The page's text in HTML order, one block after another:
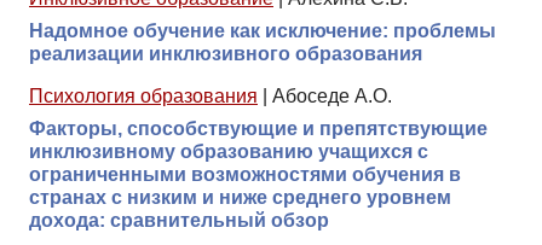
Надомное обучение как исключение: проблемы
реализации инклюзивного образования
Психология образования
Абоседе А.О.
Факторы, способствующие и препятствующие
инклюзивному образованию учащихся с
ограниченными возможностями обучения в
странах с низким и ниже среднего уровнем
дохода: сравнительный обзор